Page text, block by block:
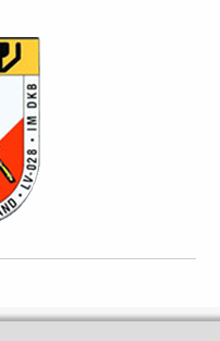
und Vogelzüchter-